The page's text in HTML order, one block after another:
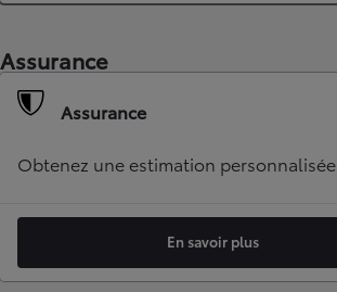
Assurance
Assurance
Obtenez une estimation personnalisée
En savoir plus